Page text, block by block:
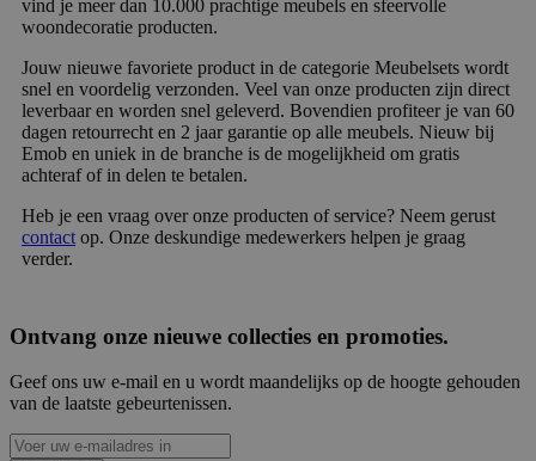
vind je meer dan 10.000 prachtige meubels en sfeervolle
woondecoratie producten.
Jouw nieuwe favoriete product in de categorie Meubelsets wordt
snel en voordelig verzonden. Veel van onze producten zijn direct
leverbaar en worden snel geleverd. Bovendien profiteer je van 60
dagen retourrecht en 2 jaar garantie op alle meubels. Nieuw bij
Emob en uniek in de branche is de mogelijkheid om gratis
achteraf of in delen te betalen.
Heb je een vraag over onze producten of service? Neem gerust
contact op. Onze deskundige medewerkers helpen je graag
verder.
Ontvang onze nieuwe collecties en promoties.
Geef ons uw e-mail en u wordt maandelijks op de hoogte gehouden
van de laatste gebeurtenissen.